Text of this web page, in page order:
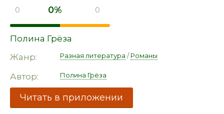
0 0% 0
Полина Грёза
Жанр:
Разная литература /Романы
Автор: Полина Грёза
Читать в приложении